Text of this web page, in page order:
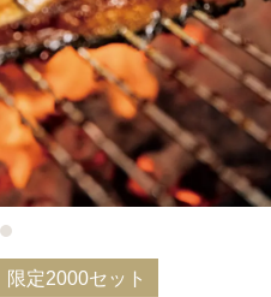
限定2000セット